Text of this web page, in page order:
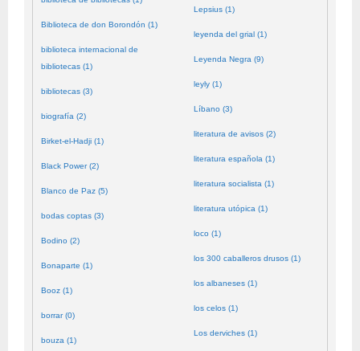
Biblioteca de don Borondón (1)
biblioteca internacional de
bibliotecas (1)
bibliotecas (3)
biografía (2)
Birket-el-Hadji (1)
Black Power (2)
Blanco de Paz (5)
bodas coptas (3)
Bodino (2)
Bonaparte (1)
Booz (1)
borrar (0)
bouza (1)
Lepsius (1)
leyenda del grial (1)
Leyenda Negra (9)
leyly (1)
Líbano (3)
literatura de avisos (2)
literatura española (1)
literatura socialista (1)
literatura utópica (1)
loco (1)
los 300 caballeros drusos (1)
los albaneses (1)
los celos (1)
Los derviches (1)